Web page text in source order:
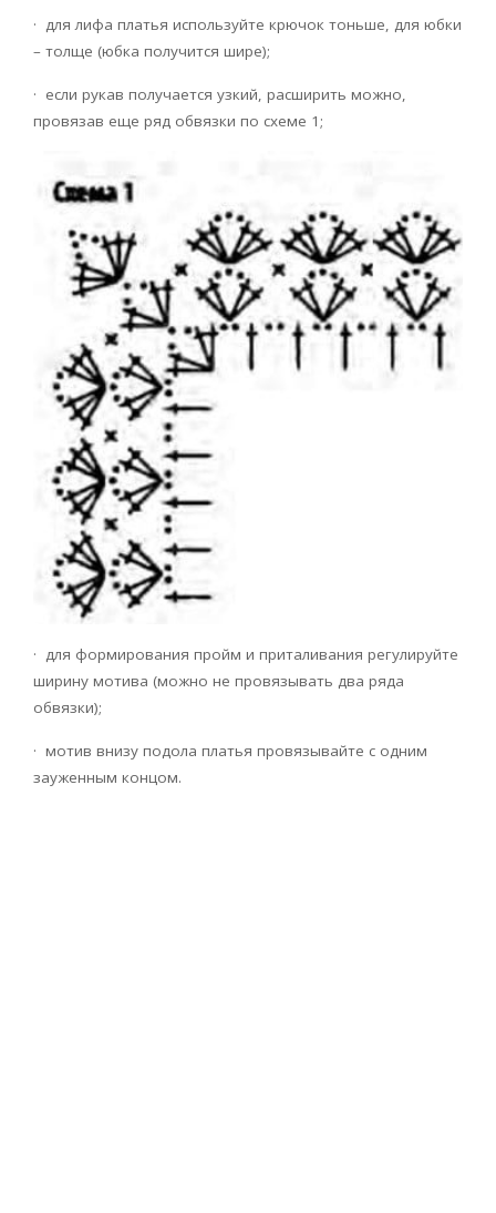
· для лифа платья используйте крючок тоньше, для юбки
– толще (юбка получится шире);
· если рукав получается узкий, расширить можно,
провязав еще ряд обвязки по схеме 1;
· для формирования пройм и приталивания регулируйте
ширину мотива (можно не провязывать два ряда
обвязки);
· мотив внизу подола платья провязывайте с одним
зауженным концом.